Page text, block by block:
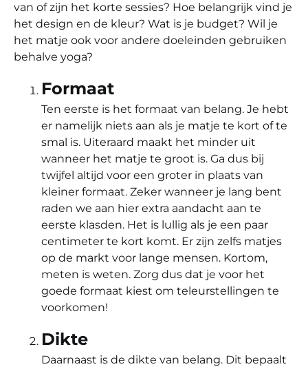
van of zijn het korte sessies? Hoe belangrijk vind je
het design en de kleur? Wat is je budget? Wil je
het matje ook voor andere doeleinden gebruiken
behalve yoga?
Formaat
Ten eerste is het formaat van belang. Je hebt
er namelijk niets aan als je matje te kort of te
smal is. Uiteraard maakt het minder uit
wanneer het matje te groot is. Ga dus bij
twijfel altijd voor een groter in plaats van
kleiner formaat. Zeker wanneer je lang bent
raden we aan hier extra aandacht aan te
eerste klasden. Het is lullig als je een paar
centimeter te kort komt. Er zijn zelfs matjes
op de markt voor lange mensen. Kortom,
meten is weten. Zorg dus dat je voor het
goede formaat kiest om teleurstellingen te
voorkomen!
Dikte
Daarnaast is de dikte van belang. Dit bepaalt